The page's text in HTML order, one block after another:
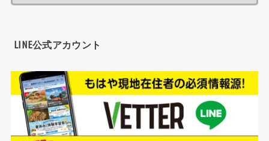
LINE公式アカウント